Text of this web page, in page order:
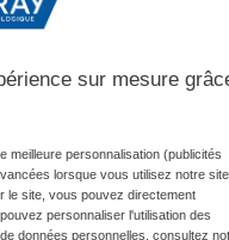
des croûtes de lait
nourrissons
de KELUAMID et de
les croûtes de lait en
sur mesure
meilleure personnalisation (publicités
lorsque vous utilisez notre
le site, vous pouvez directement
personnaliser l'utilisation des
données personnelles, consultez